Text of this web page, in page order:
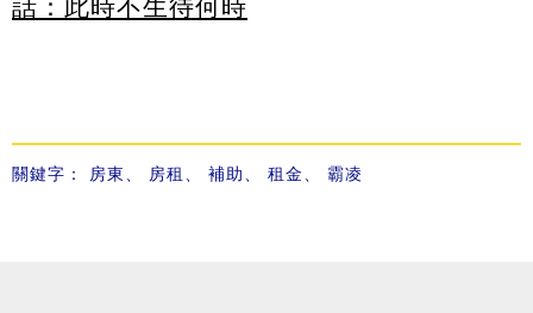
話：此時不生待何時
關鍵字： 房東 房租 補助 租金 霸凌